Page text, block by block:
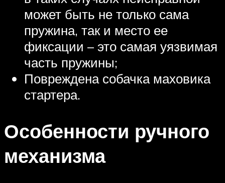
может быть не только сама
пружина, так и место ее
фиксации – это самая уязвимая
часть пружины;
Повреждена собачка маховика
стартера.
Особенности ручного
механизма